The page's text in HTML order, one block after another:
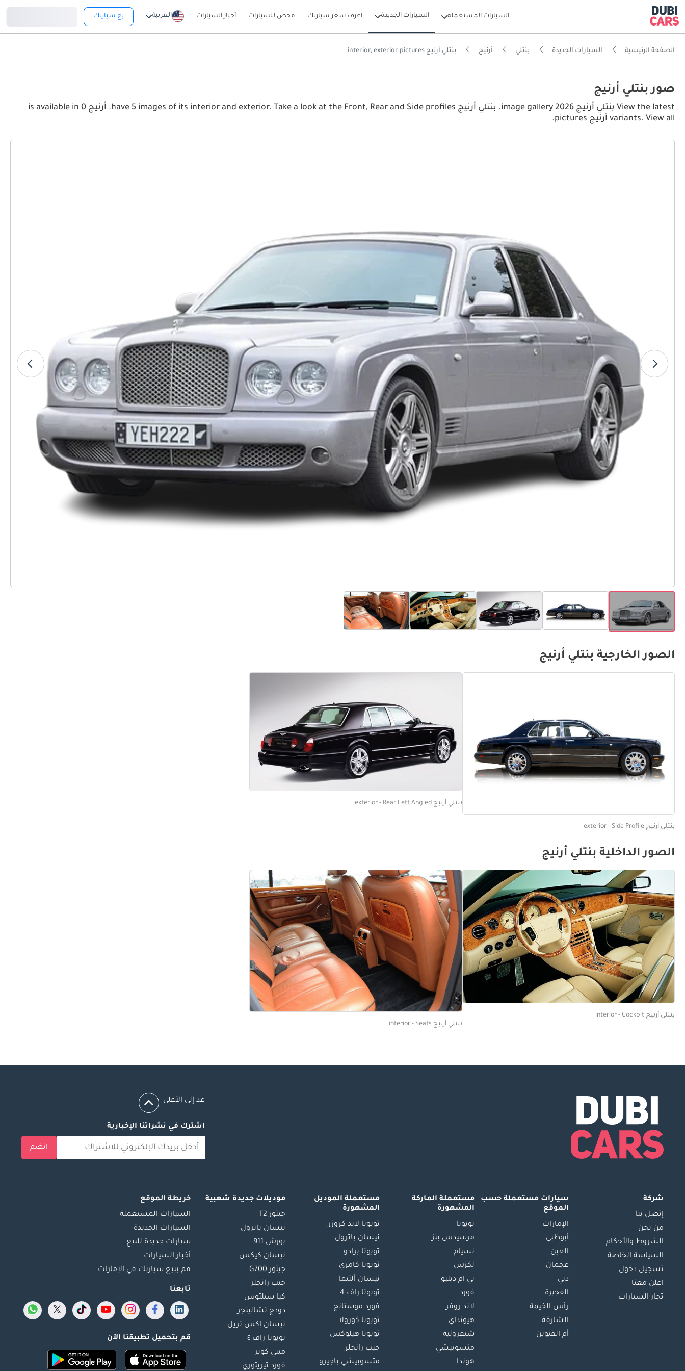
السيارات المستعملة السيارات الجديدة اعرف سعر سيارتك فحص للسيارات أخبار السيارات العربية بع سيارتك
الصفحة الرئيسية السيارات الجديدة بنتلي أرنيج بنتلي أرنيج interior, exterior pictures
صور بنتلي أرنيج
View the latest بنتلي أرنيج 2026 image gallery. بنتلي أرنيج have 5 images of its interior and exterior. Take a look at the Front, Rear and Side profiles. أرنيج is available in 0
variants. View all أرنيج pictures.
الصور الخارجية بنتلي أرنيج
بنتلي أرنيج exterior - Side Profile
بنتلي أرنيج exterior - Rear Left Angled
الصور الداخلية بنتلي أرنيج
بنتلي أرنيج interior - Cockpit
بنتلي أرنيج interior - Seats
عد إلى الأعلى
اشترك في نشراتنا الإخبارية
انضم
شركة
إتصل بنا
من نحن
الشروط والأحكام
السياسة الخاصة
تسجيل دخول
اعلن معنا
تجار السيارات
سيارات مستعملة حسب
الموقع
الإمارات
أبوظبي
العين
عجمان
دبي
الفجيرة
رأس الخيمة
الشارقة
أم القيوين
مستعملة الماركة
المشهورة
تويوتا
مرسيدس بنز
نسيام
لكزس
بي ام دبليو
فورد
لاند روفر
هيونداي
شيفروليه
متسوبيشي
هوندا
مستعملة الموديل
المشهورة
تويوتا لاند كروزر
نيسان باترول
تويوتا برادو
تويوتا كامري
نيسان ألتيما
تويوتا راف 4
فورد موستانج
تويوتا كورولا
تويوتا هيلوكس
جيب رانجلر
متسوبيشي باجيرو
موديلات جديدة شعبية
جيتور T2
نيسان باترول
بورش 911
نيسان كيكس
جيتور G700
جيب رانجلر
كيا سيلتوس
دودج تشالينجر
نيسان إكس تريل
تويوتا راف ٤
ميني كوبر
فورد تيريتوري
خريطة الموقع
السيارات المستعملة
السيارات الجديدة
سيارات جديدة للبيع
أخبار السيارات
قم ببيع سيارتك في الإمارات
تابعنا
قم بتحميل تطبيقنا الآن